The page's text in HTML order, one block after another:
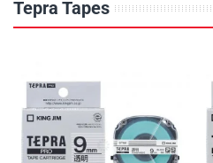
Tepra Tapes